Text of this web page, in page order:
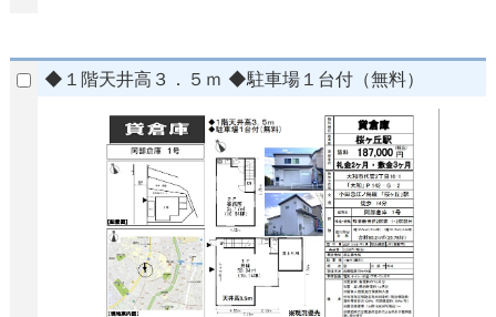
◆１階天井高３．５ｍ ◆駐車場１台付（無料）